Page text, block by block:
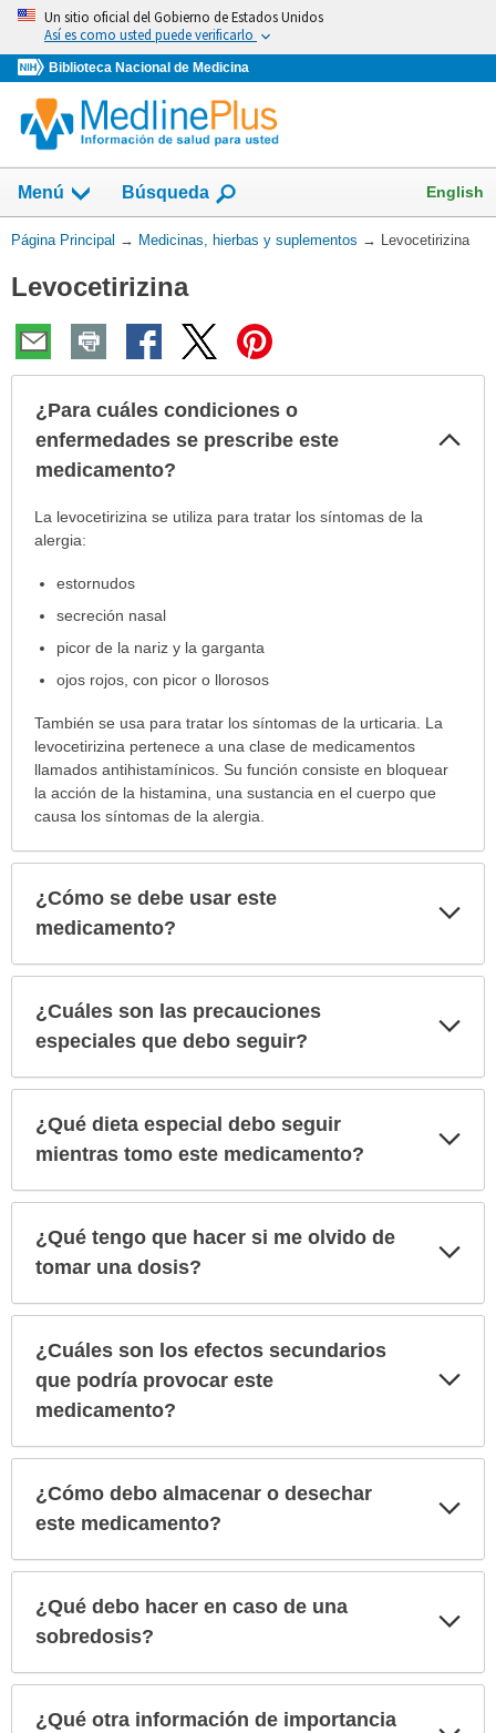
Omita
vaya
al
Contenido
Un sitio oficial del Gobierno de Estados Unidos
Así es como usted puede verificarlo
Biblioteca Nacional de Medicina
Menú
Mostrar
campo
de
Búsqueda English
Usted
aquí:
Página Principal → Medicinas, hierbas y suplementos → Levocetirizina
Levocetirizina
¿Para cuáles condiciones o
enfermedades se prescribe este
medicamento?
¿Para
cuáles
enfermedades
prescribe
este
sido
extendido.
La levocetirizina se utiliza para tratar los síntomas de la
alergia:
estornudos
secreción nasal
picor de la nariz y la garganta
ojos rojos, con picor o llorosos
También se usa para tratar los síntomas de la urticaria. La
levocetirizina pertenece a una clase de medicamentos
llamados antihistamínicos. Su función consiste en bloquear
la acción de la histamina, una sustancia en el cuerpo que
causa los síntomas de la alergia.
¿Cómo se debe usar este
medicamento?
¿Cuáles son las precauciones
especiales que debo seguir?
¿Qué dieta especial debo seguir
mientras tomo este medicamento?
¿Qué tengo que hacer si me olvido de
tomar una dosis?
¿Cuáles son los efectos secundarios
que podría provocar este
medicamento?
¿Cómo debo almacenar o desechar
este medicamento?
¿Qué debo hacer en caso de una
sobredosis?
¿Qué otra información de importancia